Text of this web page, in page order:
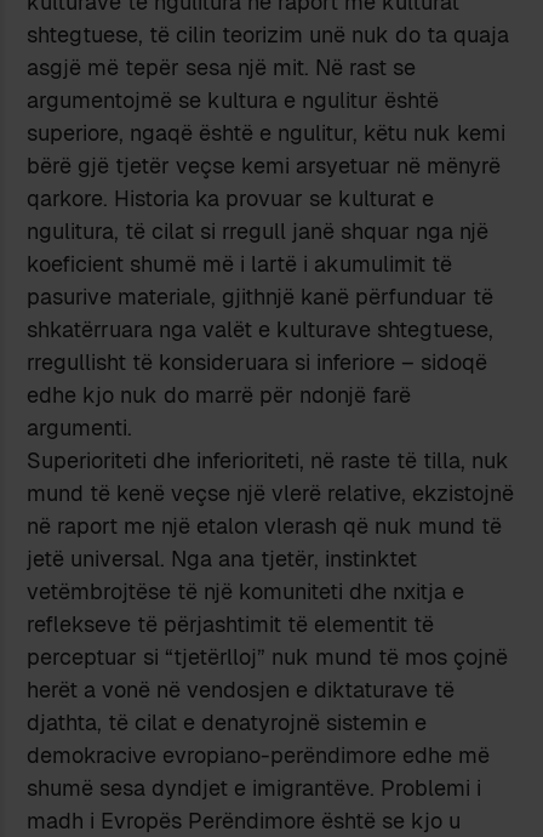
shtegtuese, të cilin teorizim unë nuk do ta quaja
asgjë më tepër sesa një mit. Në rast se
argumentojmë se kultura e ngulitur është
superiore, ngaqë është e ngulitur, këtu nuk kemi
bërë gjë tjetër veçse kemi arsyetuar në mënyrë
qarkore. Historia ka provuar se kulturat e
ngulitura, të cilat si rregull janë shquar nga një
koeficient shumë më i lartë i akumulimit të
pasurive materiale, gjithnjë kanë përfunduar të
shkatërruara nga valët e kulturave shtegtuese,
rregullisht të konsideruara si inferiore – sidoqë
edhe kjo nuk do marrë për ndonjë farë
argumenti.
Superioriteti dhe inferioriteti, në raste të tilla, nuk
mund të kenë veçse një vlerë relative, ekzistojnë
në raport me një etalon vlerash që nuk mund të
jetë universal. Nga ana tjetër, instinktet
vetëmbrojtëse të një komuniteti dhe nxitja e
reflekseve të përjashtimit të elementit të
perceptuar si “tjetërlloj” nuk mund të mos çojnë
herët a vonë në vendosjen e diktaturave të
djathta, të cilat e denatyrojnë sistemin e
demokracive evropiano-perëndimore edhe më
shumë sesa dyndjet e imigrantëve. Problemi i
madh i Evropës Perëndimore është se kjo u